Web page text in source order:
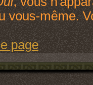
vous-même.
page